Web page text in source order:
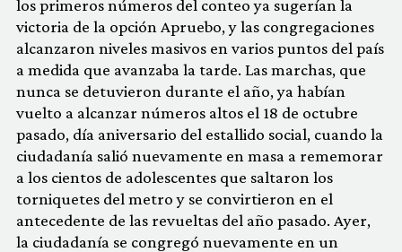
los primeros números del conteo ya sugerían la
victoria de la opción Apruebo, y las congregaciones
alcanzaron niveles masivos en varios puntos del país
a medida que avanzaba la tarde. Las marchas, que
nunca se detuvieron durante el año, ya habían
vuelto a alcanzar números altos el 18 de octubre
pasado, día aniversario del estallido social, cuando la
ciudadanía salió nuevamente en masa a rememorar
a los cientos de adolescentes que saltaron los
torniquetes del metro y se convirtieron en el
antecedente de las revueltas del año pasado. Ayer,
la ciudadanía se congregó nuevamente en un